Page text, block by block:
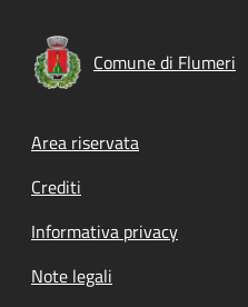
Comune di Flumeri
Footer menu
Area riservata
Crediti
Informativa privacy
Note legali